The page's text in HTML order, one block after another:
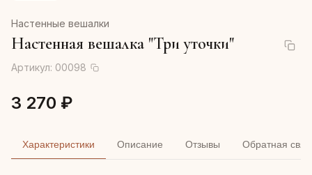
Настенные вешалки
Настенная вешалка "Три уточки"
Артикул: 00098
3 270 ₽
Характеристики Описание Отзывы Обратная